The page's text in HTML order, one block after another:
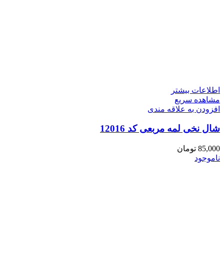
اطلاعات بیشتر
مشاهده سریع
افزودن به علاقه مندی
شال نخی لمه مربعی کد 12016
85,000 تومان
ناموجود